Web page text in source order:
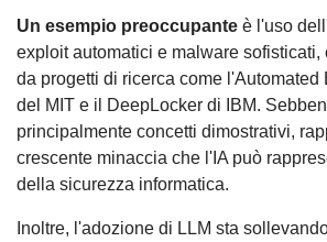
Un esempio preoccupante è l'uso
exploit automatici e malware sofisticati,
da progetti di ricerca come l'Automated
del MIT e il DeepLocker di IBM.
principalmente concetti dimostrativi,
crescente minaccia che l'IA può
della sicurezza informatica.
Inoltre, l'adozione di LLM sta